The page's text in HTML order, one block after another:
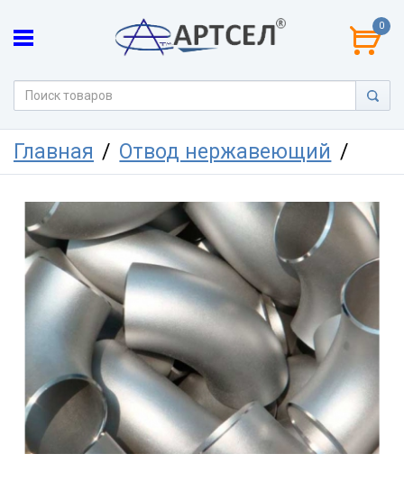
0
Главная Отвод нержавеющий